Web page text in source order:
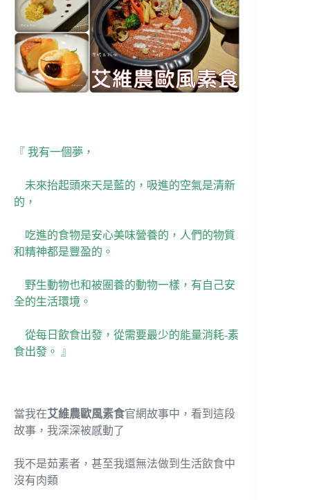
『 我有一個夢，
未來抬起頭來天是藍的，吸進的空氣是清新
的，
吃進的食物是安心美味營養的，人們的物質
和精神都是豐盈的。
野生動物也和被圈養的動物一樣，有自己安
全的生活環境。
從每日飲食出發，從需要最少的能量消耗-素
食出發。 』
當我在艾維農歐風素食官網故事中，看到這段
故事，我深深被感動了
我不是茹素者，甚至我還無法做到生活飲食中
沒有肉類